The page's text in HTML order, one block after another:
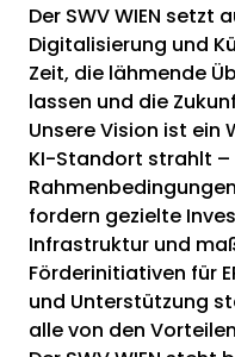
Der SWV WIEN setzt
Digitalisierung und
Zeit, die lähmende
lassen und die
Unsere Vision ist ein
KI-Standort strahlt –
fordern gezielte
Infrastruktur und
Förderinitiativen für
und Unterstützung
alle von den